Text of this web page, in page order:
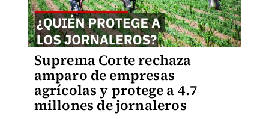
Suprema Corte rechaza
amparo de empresas
agrícolas y protege a 4.7
millones de jornaleros